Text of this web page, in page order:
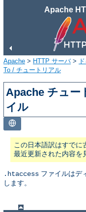
Apache
Apache > HTTP サーバ>
To / チュートリアル
Apache チュー
イル
この日本語訳はすでに
最近更新された内容を
.htaccess ファイルはデ
します。